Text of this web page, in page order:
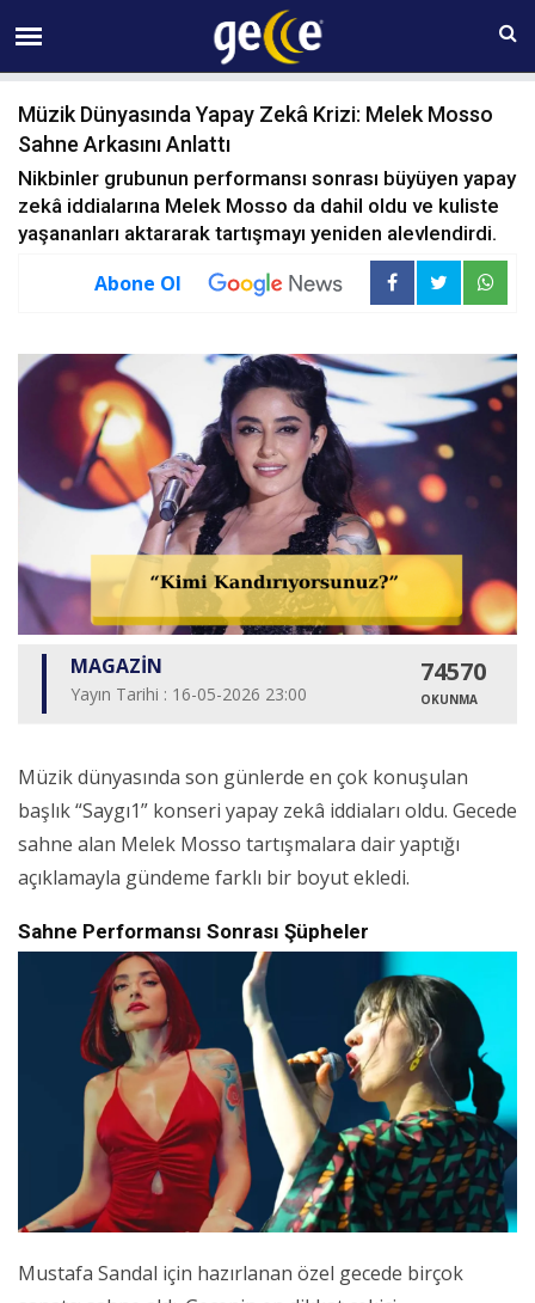
09 AĞUSTOS Pazar 11:37
Müzik Dünyasında Yapay Zekâ Krizi: Melek Mosso
Sahne Arkasını Anlattı
Nikbinler grubunun performansı sonrası büyüyen yapay
zekâ iddialarına Melek Mosso da dahil oldu ve kuliste
yaşananları aktararak tartışmayı yeniden alevlendirdi.
Abone Ol
MAGAZİN
Yayın Tarihi : 16-05-2026 23:00
74570
OKUNMA
Müzik dünyasında son günlerde en çok konuşulan
başlık “Saygı1” konseri yapay zekâ iddiaları oldu. Gecede
sahne alan Melek Mosso tartışmalara dair yaptığı
açıklamayla gündeme farklı bir boyut ekledi.
Sahne Performansı Sonrası Şüpheler
Mustafa Sandal için hazırlanan özel gecede birçok